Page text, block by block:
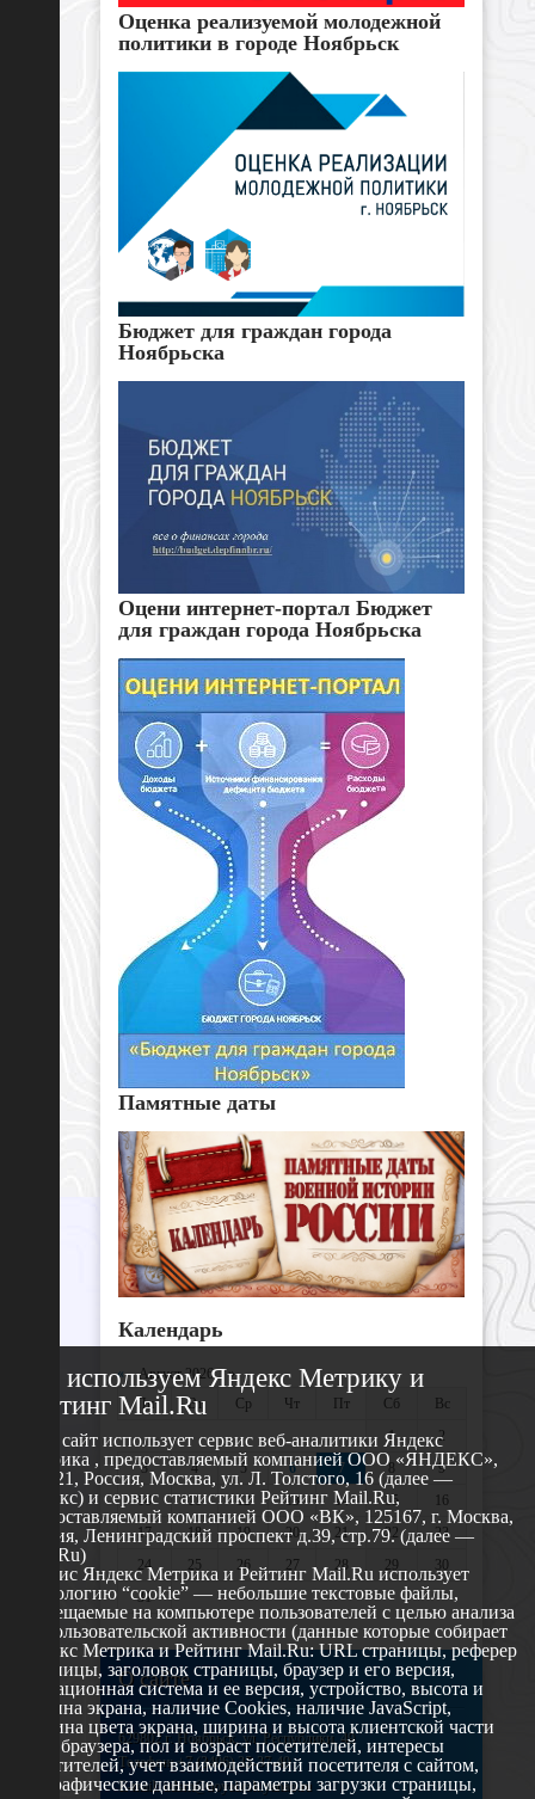
Оценка реализуемой молодежной
политики в городе Ноябрьск
Бюджет для граждан города
Ноябрьска
Оцени интернет-портал Бюджет
для граждан города Ноябрьска
Памятные даты
Календарь
«Август 2026 »
Пн
Вт Ср Чт Пт Сб
Вс
1
2
3
4 5 6 7 8
9
10
11 12 13 14 15
16
17
18 19 20 21 22
23
24
25 26 27 28 29
30
31
О сайте
629802 г. Ноябрьск, ул. Республики, 49
Телефон: +7 (3496) 35-37-49
E-mail: udsm@noyabrsk.yanao.ru
Мы используем Яндекс Метрику и
Рейтинг Mail.Ru
Этот сайт использует сервис веб-аналитики Яндекс
Метрика , предоставляемый компанией ООО «ЯНДЕКС»,
119021, Россия, Москва, ул. Л. Толстого, 16 (далее —
Яндекс) и сервис статистики Рейтинг Mail.Ru,
предоставляемый компанией ООО «ВК», 125167, г. Москва,
Россия, Ленинградский проспект д.39, стр.79. (далее —
Mail.Ru)
Сервис Яндекс Метрика и Рейтинг Mail.Ru использует
технологию “cookie” — небольшие текстовые файлы,
размещаемые на компьютере пользователей с целью анализа
их пользовательской активности (данные которые собирает
Яндекс Метрика и Рейтинг Mail.Ru: URL страницы, реферер
страницы, заголовок страницы, браузер и его версия,
операционная система и ее версия, устройство, высота и
ширина экрана, наличие Cookies, наличие JavaScript,
глубина цвета экрана, ширина и высота клиентской части
окна браузера, пол и возраст посетителей, интересы
посетителей, учет взаимодействий посетителя с сайтом,
географические данные, параметры загрузки страницы,